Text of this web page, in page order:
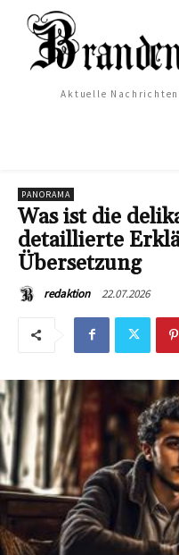
Aktuelle
PANORAMA
Was ist die
detaillierte
Übersetzung
redaktion 22.07.2026